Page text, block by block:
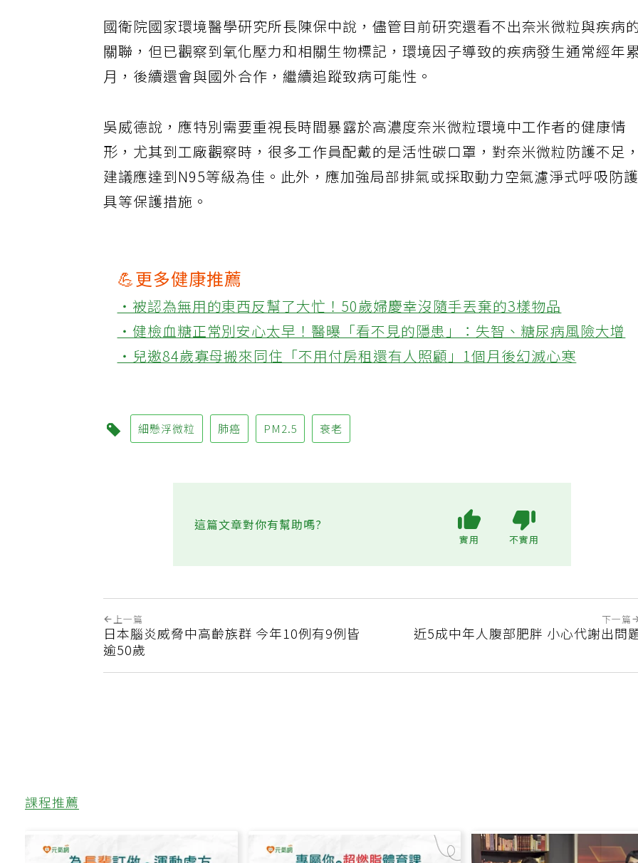
國衛院國家環境醫學研究所長陳保中說，儘管目前研究還看不出奈米微粒與疾病的
關聯，但已觀察到氧化壓力和相關生物標記，環境因子導致的疾病發生通常經年累
月，後續還會與國外合作，繼續追蹤致病可能性。
吳威德說，應特別需要重視長時間暴露於高濃度奈米微粒環境中工作者的健康情
形，尤其到工廠觀察時，很多工作員配戴的是活性碳口罩，對奈米微粒防護不足，
建議應達到N95等級為佳。此外，應加強局部排氣或採取動力空氣濾淨式呼吸防護
具等保護措施。
💪更多健康推薦
‧被認為無用的東西反幫了大忙！50歲婦慶幸沒隨手丟棄的3樣物品
‧健檢血糖正常別安心太早！醫曝「看不見的隱患」：失智、糖尿病風險大增
‧兒邀84歲寡母搬來同住「不用付房租還有人照顧」1個月後幻滅心寒
細懸浮微粒 肺癌 PM2.5 衰老
這篇文章對你有幫助嗎?
上一篇
日本腦炎威脅中高齡族群 今年10例有9例皆
逾50歲
下一篇
近5成中年人腹部肥胖 小心代謝出問
課程推薦